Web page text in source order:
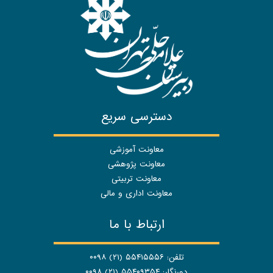
دسترسی سریع
معاونت آموزشی
معاونت پژوهشی
معاونت تربیتی
معاونت اداری و مالی
ارتباط با ما
تلفن: ۵۵۴۱۵۵۵۶ (۲۱) ۰۰۹۸